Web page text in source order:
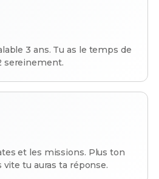
3 ans. Tu as le temps de
sereinement.
et les missions. Plus ton
tu auras ta réponse.